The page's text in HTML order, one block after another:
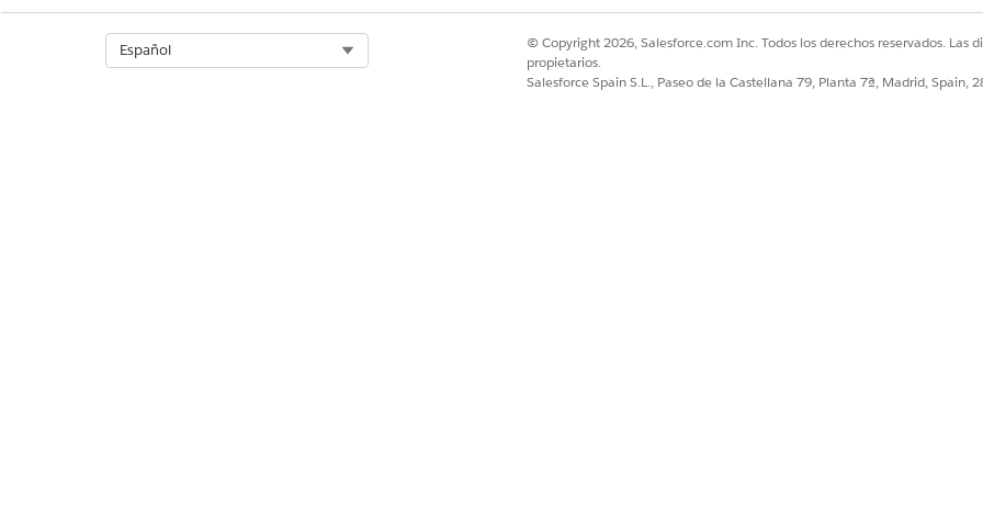
¡Háganos saber cómo podemos mejorar!
Español
© Copyright 2026, Salesforce.com Inc. Todos los derechos reservados. Las
propietarios.
Salesforce Spain S.L., Paseo de la Castellana 79, Planta 7ª, Madrid, Spain,